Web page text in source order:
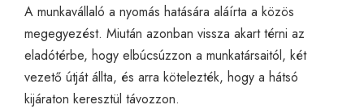
A munkavállaló a nyomás hatására aláírta a közös
megegyezést. Miután azonban vissza akart térni az
eladótérbe, hogy elbúcsúzzon a munkatársaitól, két
vezető útját állta, és arra kötelezték, hogy a hátsó
kijáraton keresztül távozzon.